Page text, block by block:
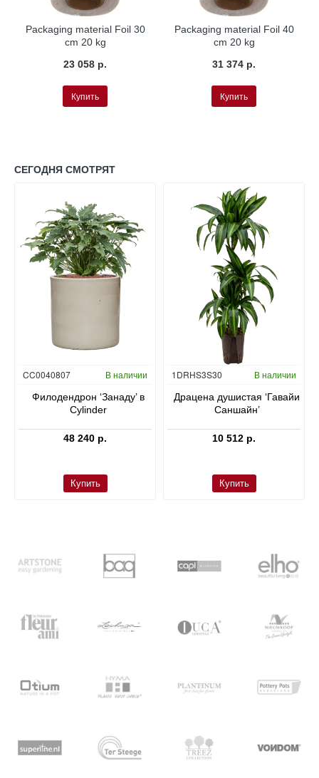
Packaging material Foil 30
cm 20 kg
23 058 р.
Купить
Packaging material Foil 40
cm 20 kg
31 374 р.
Купить
СЕГОДНЯ СМОТРЯТ
CC0040807 В наличии
Филодендрон ‘Занаду’ в
Cylinder
48 240 р.
Купить
Гидропоника
1DRHS3S30 В наличии
Драцена душистая ‘Гавайи
Саншайн’
10 512 р.
Купить